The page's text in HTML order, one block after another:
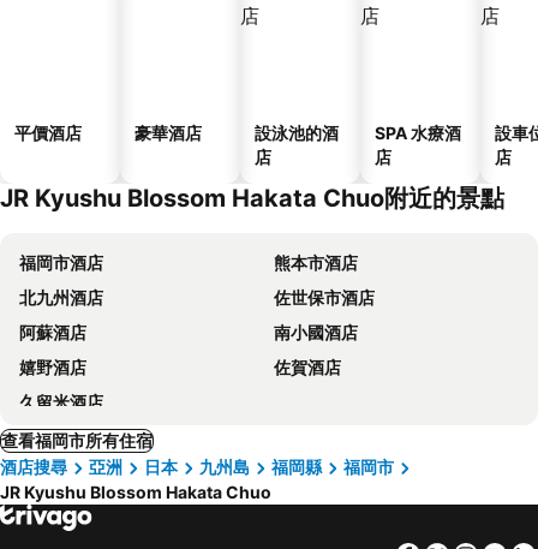
平價酒店 豪華酒店
設泳池的酒
店
SPA 水療酒
店
設車
店
JR Kyushu Blossom Hakata Chuo附近的景點
福岡市酒店
熊本市酒店
北九州酒店
佐世保市酒店
阿蘇酒店
南小國酒店
嬉野酒店
佐賀酒店
久留米酒店
查看福岡市所有住宿
酒店搜尋
亞洲 日本 九州島 福岡縣
福岡市
JR Kyushu Blossom Hakata Chuo